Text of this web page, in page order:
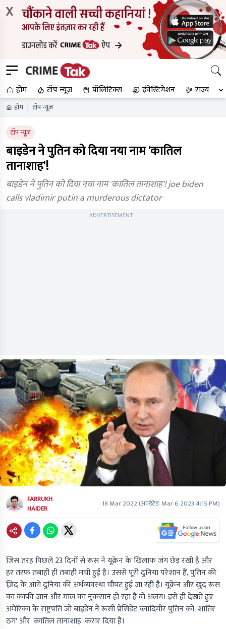
X
होम टॉप न्यूज पॉलिटिक्स इंवेस्टिगेशन राज्य
होम टॉप न्यूज
टॉप न्यूज
बाइडेन ने पुतिन को दिया नया नाम 'कातिल
तानाशाह'!
बाइडेन ने पुतिन को दिया नया नाम 'कातिल तानाशाह'! joe biden
calls vladimir putin a murderous dictator
ADVERTISEMENT
FARRUKH
HAIDER
18 Mar 2022(अपडेटेड:Mar 6 2023 4:15 PM)
जिस तरह पिछले 23 दिनों से रूस ने यूक्रेन के खिलाफ जंग छेड़ रखी है और
हर तरफ तबाही ही तबाही मची हुई है। उससे पूरी दुनिया परेशान हैं, पुतिन की
ज़िद के आगे दुनिया की अर्थव्यवस्था चौपट हुई जा रही है। यूक्रेन और खुद रूस
का काफी जान और माल का नुकसान हो रहा है वो अलग। इसे ही देखते हुए
अमेरिका के राष्ट्रपति जो बाइडेन ने रूसी प्रेसिडेंट व्लादिमीर पुतिन को 'शातिर
ठग' और 'कातिल तानाशाह' करार दिया है।